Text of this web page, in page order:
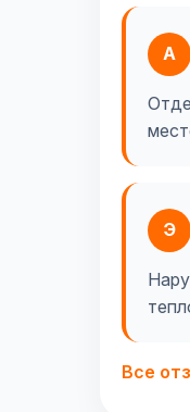
А
Э
Все